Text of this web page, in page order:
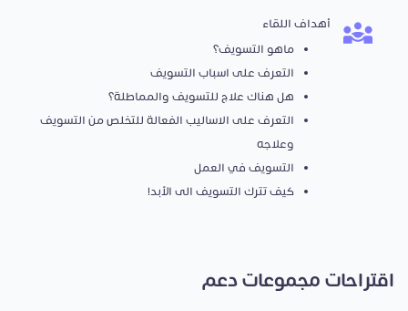
أهداف اللقاء
ماهو التسويف؟
التعرف على اسباب التسويف
هل هناك علاج للتسويف والمماطلة؟
التعرف على الاساليب الفعالة للتخلص من التسويف
وعلاجه
التسويف في العمل
كيف تترك التسويف الى الأبد!
اقتراحات مجموعات دعم